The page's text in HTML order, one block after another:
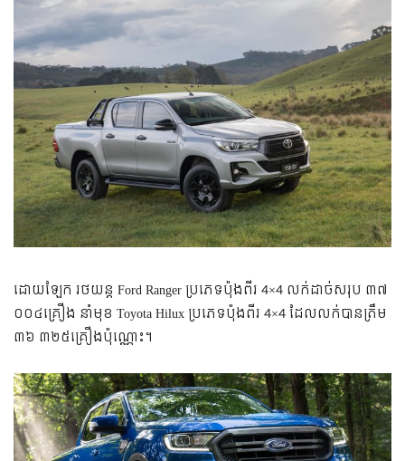
ដោយឡែក រថយន្ត Ford Ranger ប្រភេទប៉ុងពីរ 4×4 លក់ដាច់សរុប ៣៧
០០៤គ្រឿង នាំមុខ Toyota Hilux ប្រភេទប៉ុងពីរ 4×4 ដែលលក់បានត្រឹម
៣៦ ៣២៥គ្រឿងប៉ុណ្ណោះ។